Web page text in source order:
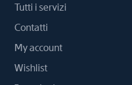
Tutti i servizi
Contatti
My account
Wishlist